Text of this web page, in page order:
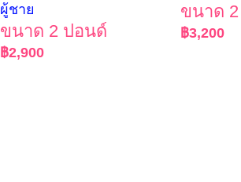
ผู้ชาย
ขนาด 2 ปอนด์
฿2,900
ขนาด
฿3,200